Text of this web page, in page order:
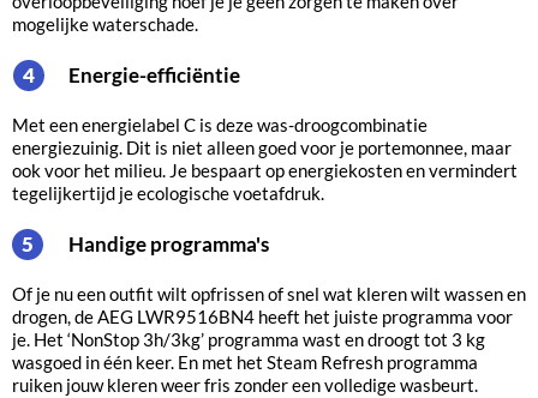
mogelijke waterschade.
4 Energie-efficiëntie
Met een energielabel C is deze was-droogcombinatie
energiezuinig. Dit is niet alleen goed voor je portemonnee, maar
ook voor het milieu. Je bespaart op energiekosten en vermindert
tegelijkertijd je ecologische voetafdruk.
5 Handige programma's
Of je nu een outfit wilt opfrissen of snel wat kleren wilt wassen en
drogen, de AEG LWR9516BN4 heeft het juiste programma voor
je. Het ‘NonStop 3h/3kg’ programma wast en droogt tot 3 kg
wasgoed in één keer. En met het Steam Refresh programma
ruiken jouw kleren weer fris zonder een volledige wasbeurt.